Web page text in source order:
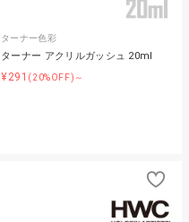
ターナー色彩
ターナー アクリルガッシュ 20ml
¥291 (20%OFF)～